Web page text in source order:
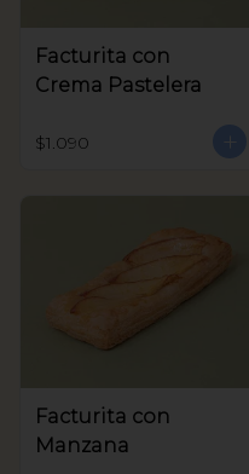
Facturita con
Crema Pastelera
$1.090
Facturita con
Manzana